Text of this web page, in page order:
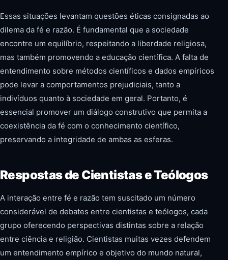
Essas situações levantam questões éticas consignadas ao
dilema da fé e razão. É fundamental que a sociedade
encontre um equilíbrio, respeitando a liberdade religiosa,
mas também promovendo a educação científica. A falta de
entendimento sobre métodos científicos e dados empíricos
pode levar a comportamentos prejudiciais, tanto a
indivíduos quanto à sociedade em geral. Portanto, é
essencial promover um diálogo construtivo que permita a
coexistência da fé com o conhecimento científico,
preservando a integridade de ambas as esferas.
Respostas de Cientistas e Teólogos
A interação entre fé e razão tem suscitado um número
considerável de debates entre cientistas e teólogos, cada
grupo oferecendo perspectivas distintas sobre a relação
entre ciência e religião. Cientistas muitas vezes defendem
um entendimento empírico e objetivo do mundo natural,